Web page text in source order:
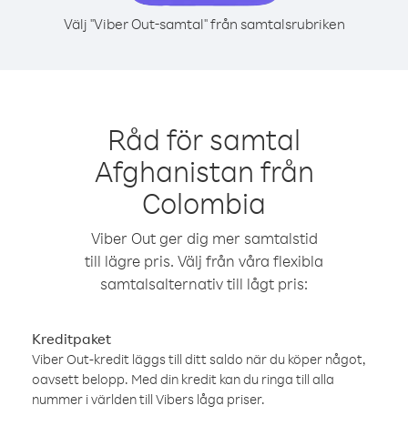
Välj "Viber Out-samtal" från samtalsrubriken
Råd för samtal
Afghanistan från
Colombia
Viber Out ger dig mer samtalstid
till lägre pris. Välj från våra flexibla
samtalsalternativ till lågt pris:
Kreditpaket
Viber Out-kredit läggs till ditt saldo när du köper något,
oavsett belopp. Med din kredit kan du ringa till alla
nummer i världen till Vibers låga priser.